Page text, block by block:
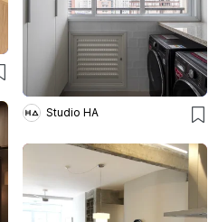
Studio HA